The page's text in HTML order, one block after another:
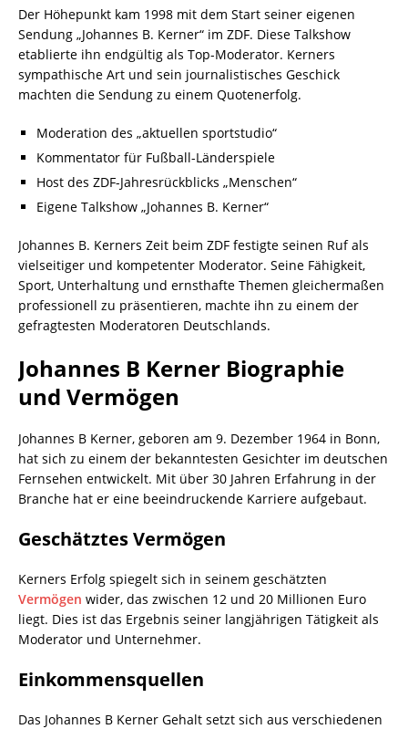
Der Höhepunkt kam 1998 mit dem Start seiner eigenen
Sendung „Johannes B. Kerner“ im ZDF. Diese Talkshow
etablierte ihn endgültig als Top-Moderator. Kerners
sympathische Art und sein journalistisches Geschick
machten die Sendung zu einem Quotenerfolg.
Moderation des „aktuellen sportstudio“
Kommentator für Fußball-Länderspiele
Host des ZDF-Jahresrückblicks „Menschen“
Eigene Talkshow „Johannes B. Kerner“
Johannes B. Kerners Zeit beim ZDF festigte seinen Ruf als
vielseitiger und kompetenter Moderator. Seine Fähigkeit,
Sport, Unterhaltung und ernsthafte Themen gleichermaßen
professionell zu präsentieren, machte ihn zu einem der
gefragtesten Moderatoren Deutschlands.
Johannes B Kerner Biographie
und Vermögen
Johannes B Kerner, geboren am 9. Dezember 1964 in Bonn,
hat sich zu einem der bekanntesten Gesichter im deutschen
Fernsehen entwickelt. Mit über 30 Jahren Erfahrung in der
Branche hat er eine beeindruckende Karriere aufgebaut.
Geschätztes Vermögen
Kerners Erfolg spiegelt sich in seinem geschätzten
Vermögen wider, das zwischen 12 und 20 Millionen Euro
liegt. Dies ist das Ergebnis seiner langjährigen Tätigkeit als
Moderator und Unternehmer.
Einkommensquellen
Das Johannes B Kerner Gehalt setzt sich aus verschiedenen